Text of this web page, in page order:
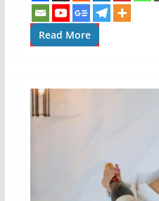
Read More